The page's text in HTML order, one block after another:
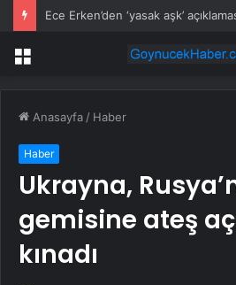
Menü
Anasayfa / Haber
Haber
Ukrayna,
gemisine ateş
kınadı